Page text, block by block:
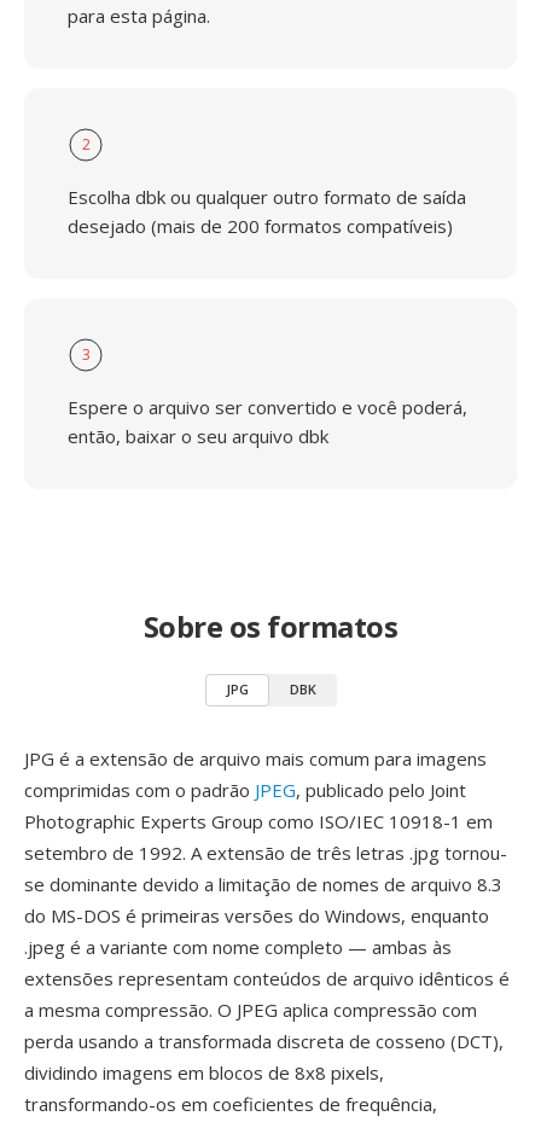
para esta página.
2
Escolha dbk ou qualquer outro formato de saída
desejado (mais de 200 formatos compatíveis)
3
Espere o arquivo ser convertido e você poderá,
então, baixar o seu arquivo dbk
Sobre os formatos
JPG DBK
JPG é a extensão de arquivo mais comum para imagens
comprimidas com o padrão JPEG, publicado pelo Joint
Photographic Experts Group como ISO/IEC 10918-1 em
setembro de 1992. A extensão de três letras .jpg tornou-
se dominante devido a limitação de nomes de arquivo 8.3
do MS-DOS é primeiras versões do Windows, enquanto
.jpeg é a variante com nome completo — ambas às
extensões representam conteúdos de arquivo idênticos é
a mesma compressão. O JPEG aplica compressão com
perda usando a transformada discreta de cosseno (DCT),
dividindo imagens em blocos de 8x8 pixels,
transformando-os em coeficientes de frequência,